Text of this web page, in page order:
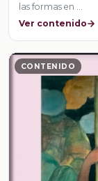
las formas en …
Ver contenido
CONTENIDO